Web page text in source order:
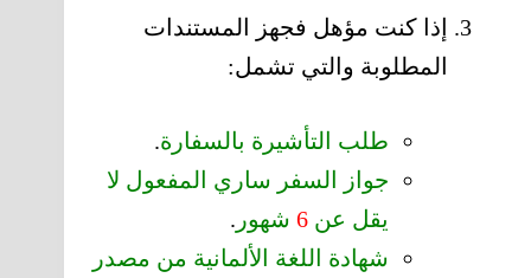
إذا كنت مؤهل فجهز المستندات
المطلوبة والتي تشمل:
طلب التأشيرة بالسفارة.
جواز السفر ساري المفعول لا
يقل عن 6 شهور .
شهادة اللغة الألمانية من مصدر